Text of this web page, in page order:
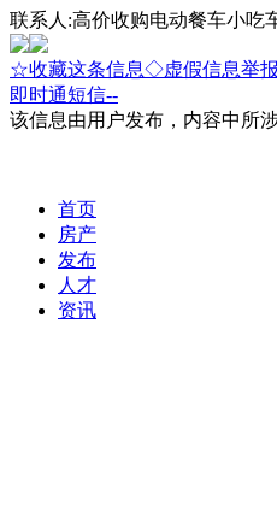
联系人:高价收购电动餐车小吃
☆收藏这条信息◇虚假信息举报
即时通短信--
该信息由用户发布，内容中所
首页
房产
发布
人才
资讯